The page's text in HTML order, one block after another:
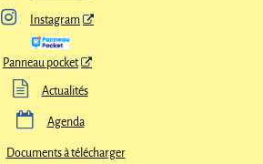
 Instagram
Panneau pocket
 Actualités
 Agenda
Documents à télécharger